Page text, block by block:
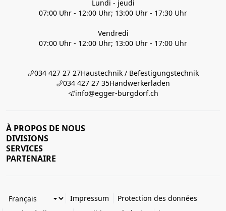
Lundi - jeudi
07:00 Uhr - 12:00 Uhr; 13:00 Uhr - 17:30 Uhr
Vendredi
07:00 Uhr - 12:00 Uhr; 13:00 Uhr - 17:00 Uhr
034 427 27 27Haustechnik / Befestigungstechnik
034 427 27 35Handwerkerladen
info@egger-burgdorf.ch
À PROPOS DE NOUS
DIVISIONS
SERVICES
PARTENAIRE
Impressum
Protection des données